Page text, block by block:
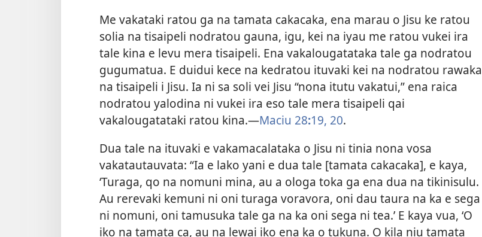
Me vakataki ratou ga na tamata cakacaka, ena marau o Jisu ke ratou
solia na tisaipeli nodratou gauna, igu, kei na iyau me ratou vukei ira
tale kina e levu mera tisaipeli. Ena vakalougatataka tale ga nodratou
gugumatua. E duidui kece na kedratou ituvaki kei na nodratou rawaka
na tisaipeli i Jisu. Ia ni sa soli vei Jisu “nona itutu vakatui,” ena raica
nodratou yalodina ni vukei ira eso tale mera tisaipeli qai
vakalougatataki ratou kina.​—Maciu 28:19, 20.
Dua tale na ituvaki e vakamacalataka o Jisu ni tinia nona vosa
vakatautauvata: “Ia e lako yani e dua tale [tamata cakacaka], e kaya,
‘Turaga, qo na nomuni mina, au a ologa toka ga ena dua na tikinisulu.
Au rerevaki kemuni ni oni turaga voravora, oni dau taura na ka e sega
ni nomuni, oni tamusuka tale ga na ka oni sega ni tea.’ E kaya vua, ‘O
iko na tamata ca, au na lewai iko ena ka o tukuna. O kila niu tamata